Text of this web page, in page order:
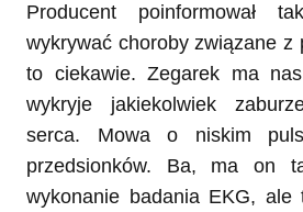
Producent poinformował
wykrywać choroby związane z
to ciekawie. Zegarek ma
wykryje jakiekolwiek
serca. Mowa o niskim
przedsionków. Ba, ma on
wykonanie badania EKG, ale